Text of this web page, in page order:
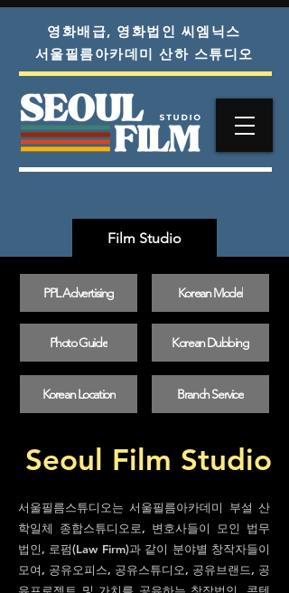
영화배급, 영화법인 씨엠닉스
서울필름아카데미 산하 스튜디오
Film Studio
PPL Advertising Korean Model
Photo Guide Korean Dubbing
Korean Location Branch Service
Seoul Film Studio
서울필름스튜디오는 서울필름아카데미 부설 산
학일체 종합스튜디오로, 변호사들이 모인 법무
법인, 로펌(Law Firm)과 같이 분야별 창작자들이
모여, 공유오피스, 공유스튜디오, 공유브랜드, 공